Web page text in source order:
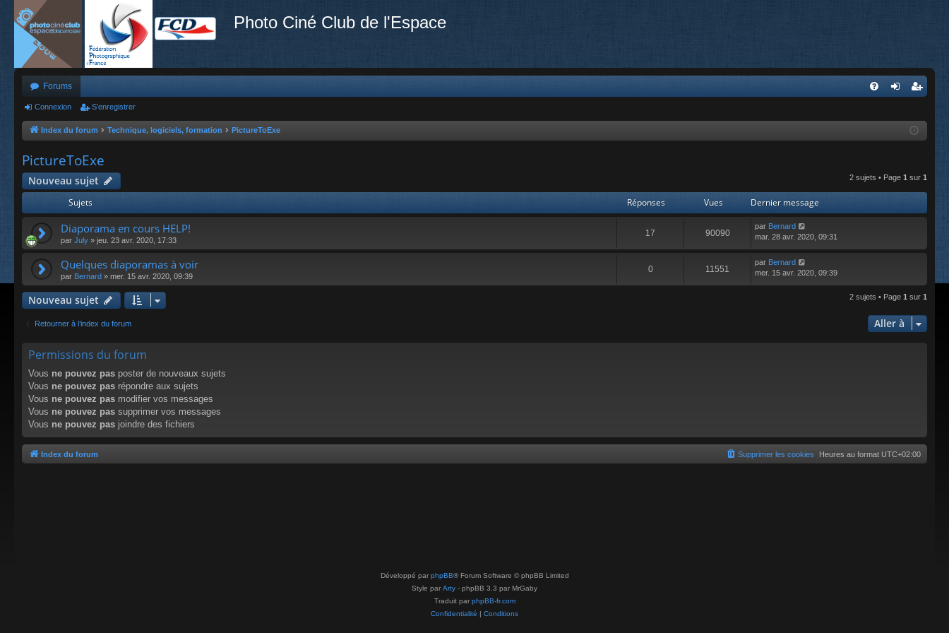
Photo Ciné Club de l'Espace
Forums
nr
re
r
Connexion S’enregistrer
Index du forum Technique, logiciels, formation PictureToExe
PictureToExe
Nouveau sujet 2 sujets • Page 1 sur 1
Sujets Réponses Vues Dernier message
Diaporama en cours HELP!
par July » jeu. 23 avr. 2020, 17:33
17 90090
par Bernard
mar. 28 avr. 2020, 09:31
Quelques diaporamas à voir
par Bernard » mer. 15 avr. 2020, 09:39
0 11551
par Bernard
mer. 15 avr. 2020, 09:39
Nouveau sujet 2 sujets • Page 1 sur 1
Retourner à l’index du forum Aller à
Permissions du forum
Vous ne pouvez pas poster de nouveaux sujets
Vous ne pouvez pas répondre aux sujets
Vous ne pouvez pas modifier vos messages
Vous ne pouvez pas supprimer vos messages
Vous ne pouvez pas joindre des fichiers
Index du forum Heures au format UTC+02:00
Supprimer les cookies
Développé par phpBB® Forum Software © phpBB Limited
Style par Arty - phpBB 3.3 par MrGaby
Traduit par phpBB-fr.com
Confidentialité | Conditions